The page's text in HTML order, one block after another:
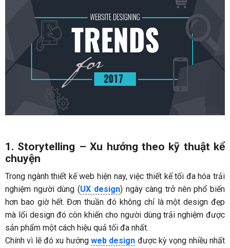
1. Storytelling – Xu hướng theo kỹ thuật kể
chuyện
Trong ngành thiết kế web hiện nay, việc thiết kế tối đa hóa trải
nghiệm người dùng (UX design) ngày càng trở nên phổ biến
hơn bao giờ hết. Đơn thuần đó không chỉ là một design đẹp
mà lối design đó còn khiến cho người dùng trải nghiệm được
sản phẩm một cách hiệu quả tối đa nhất.
Chính vì lẽ đó xu hướng web design được kỳ vọng nhiều nhất